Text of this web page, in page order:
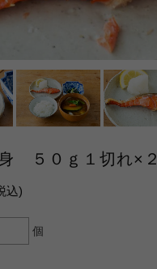
５０ｇ１切れ×２
込)
個